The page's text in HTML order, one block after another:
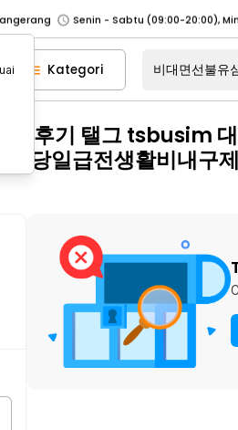
Jakarta Barat
Senin - Jumat (07:00 -
Bekasi
Senin - Jumat (08:00 - 20:00),
Depok
Senin - Jumat (08:00 - 20:00),
Pusat
Senin - Sabtu (09:00-
Senin - Jumat (07:00 -
Bekasi
Senin - Jumat (08:00 - 20:00),
Senin - Jumat (08:00 - 20:00),
Kategori
제후기 탤그 tsbusim
당일급전생활비내구